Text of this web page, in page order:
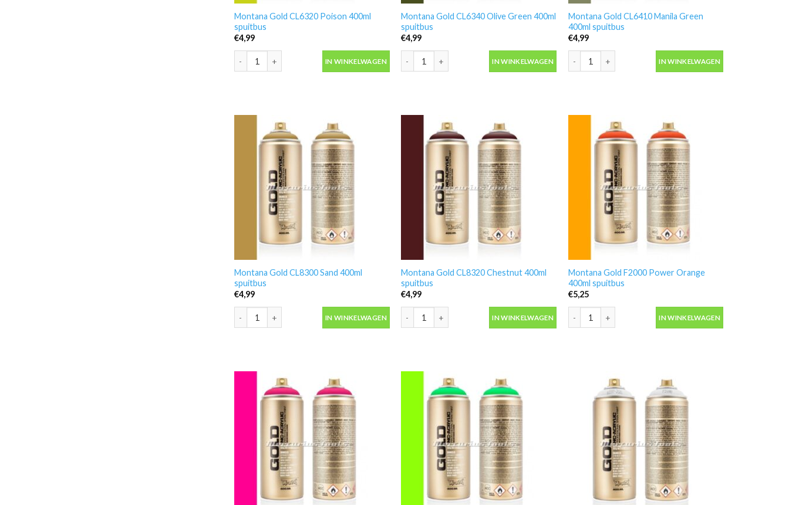
Montana Gold CL6320 Poison 400ml
spuitbus
€4,99
IN WINKELWAGEN
Montana Gold CL6340 Olive Green 400ml
spuitbus
€4,99
IN WINKELWAGEN
Montana Gold CL6410 Manila Green
400ml spuitbus
€4,99
IN WINKELWAGEN
Montana Gold CL8300 Sand 400ml
spuitbus
€4,99
IN WINKELWAGEN
Montana Gold CL8320 Chestnut 400ml
spuitbus
€4,99
IN WINKELWAGEN
Montana Gold F2000 Power Orange
400ml spuitbus
€5,25
IN WINKELWAGEN